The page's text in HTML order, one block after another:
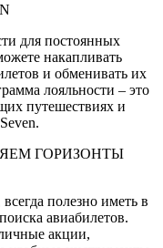
для постоянных
накапливать
и обменивать их
лояльности – это
путешествиях и
ГОРИЗОНТЫ
полезно иметь в
авиабилетов.
акции,